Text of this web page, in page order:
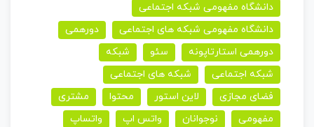
دانشگاه مفهومی شبکه اجتماعی
دانشگاه مفهومی شبکه های اجتماعی
دورهمی
دورهمی استارتاپونه
سئو
شبکه
شبکه اجتماعی
شبکه های اجتماعی
فضای مجازی
لاین استور محتوا
مشتری
مفهومی
نوجوانان واتس اپ
واتساپ